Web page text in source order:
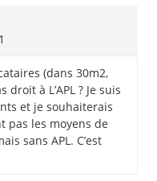
(dans 30m2,
à L’APL ? Je suis
et je souhaiterais
pas les moyens de
sans APL. C’est